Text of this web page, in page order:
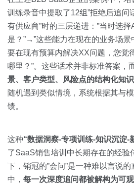
训练录音中提取了12组”拒绝后追问
有供应商”时的三层递进：”当时选
是？”→”这些能力在现在的业务场
要在现有预算内解决XX问题，您觉
哪里？”。这些话术并非标准答案，
景、客户类型、风险点的结构化知识
随机遇到类似情境，系统根据其与
馈。
这种“数据洞察-专项训练-知识沉淀-
了SaaS销售培训中长期存在的经验
下，销冠的”会问”是一种难以言说
中， 每一次深度追问都被解构为可